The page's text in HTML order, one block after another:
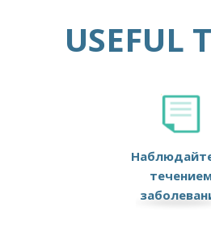
USEFUL